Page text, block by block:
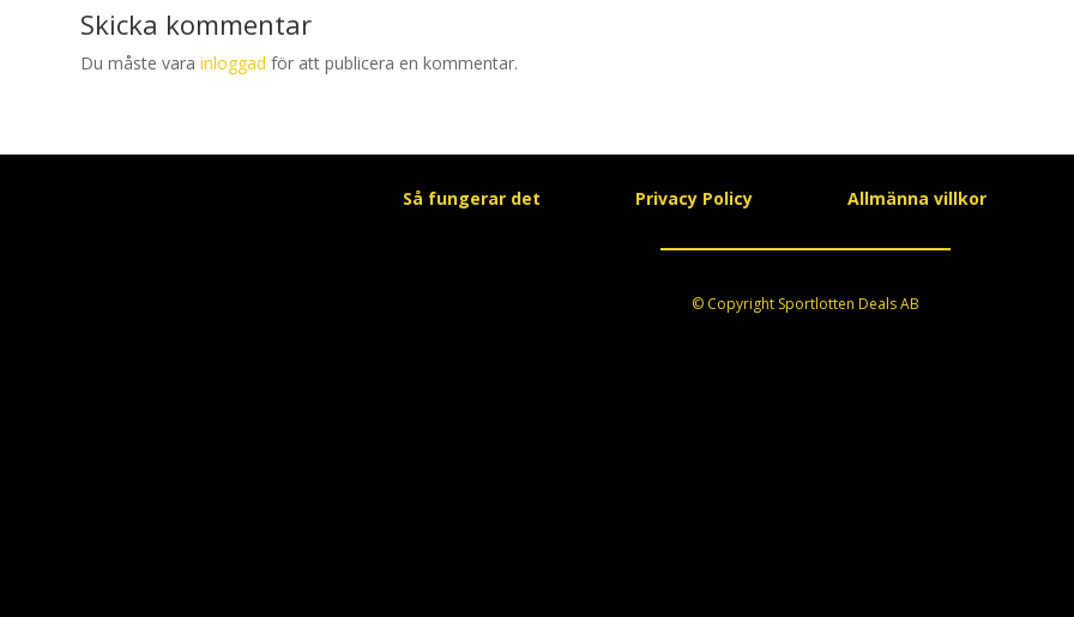
Skicka kommentar
Du måste varainloggad för att publicera en kommentar.
Så fungerar det Privacy Policy Allmänna villkor
© Copyright Sportlotten Deals AB